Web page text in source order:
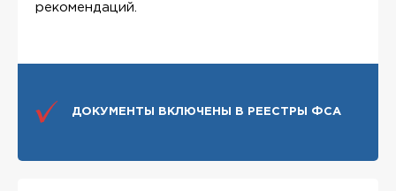
рекомендаций.
ДОКУМЕНТЫ ВКЛЮЧЕНЫ В РЕЕСТРЫ ФСА